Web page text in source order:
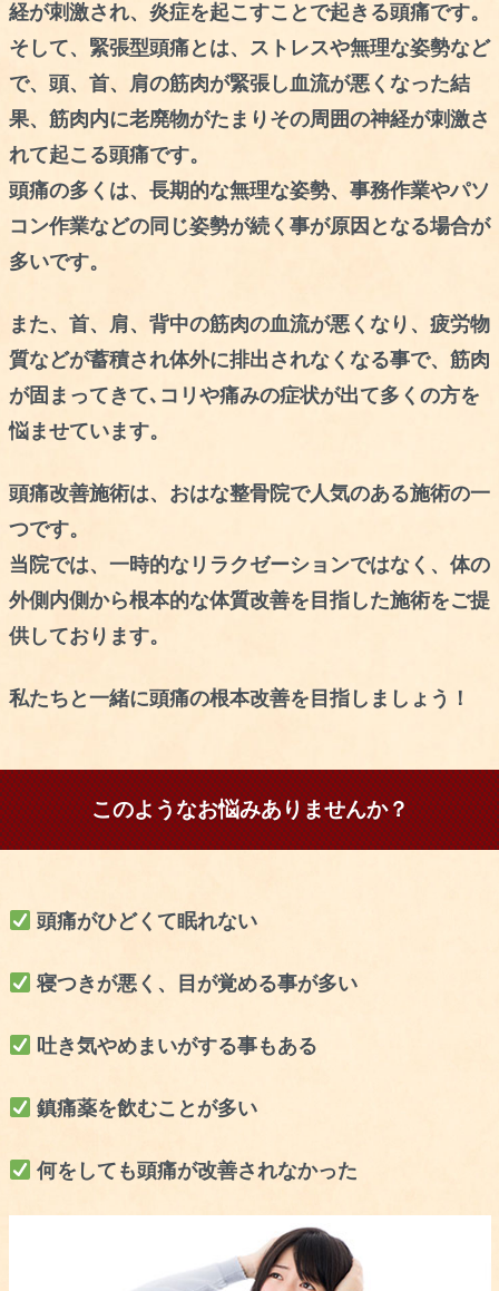
経が刺激され、炎症を起こすことで起きる頭痛です。
そして、緊張型頭痛とは、ストレスや無理な姿勢など
で、頭、首、肩の筋肉が緊張し血流が悪くなった結
果、筋肉内に老廃物がたまりその周囲の神経が刺激さ
れて起こる頭痛です。
頭痛の多くは、長期的な無理な姿勢、事務作業やパソ
コン作業などの同じ姿勢が続く事が原因となる場合が
多いです。
また、首、肩、背中の筋肉の血流が悪くなり、疲労物
質などが蓄積され体外に排出されなくなる事で、筋肉
が固まってきて､コリや痛みの症状が出て多くの方を
悩ませています。
頭痛改善施術は、おはな整骨院で人気のある施術の一
つです。
当院では、一時的なリラクゼーションではなく、体の
外側内側から根本的な体質改善を目指した施術をご提
供しております。
私たちと一緒に頭痛の根本改善を目指しましょう！
このようなお悩みありませんか？
頭痛がひどくて眠れない
寝つきが悪く、目が覚める事が多い
吐き気やめまいがする事もある
鎮痛薬を飲むことが多い
何をしても頭痛が改善されなかった